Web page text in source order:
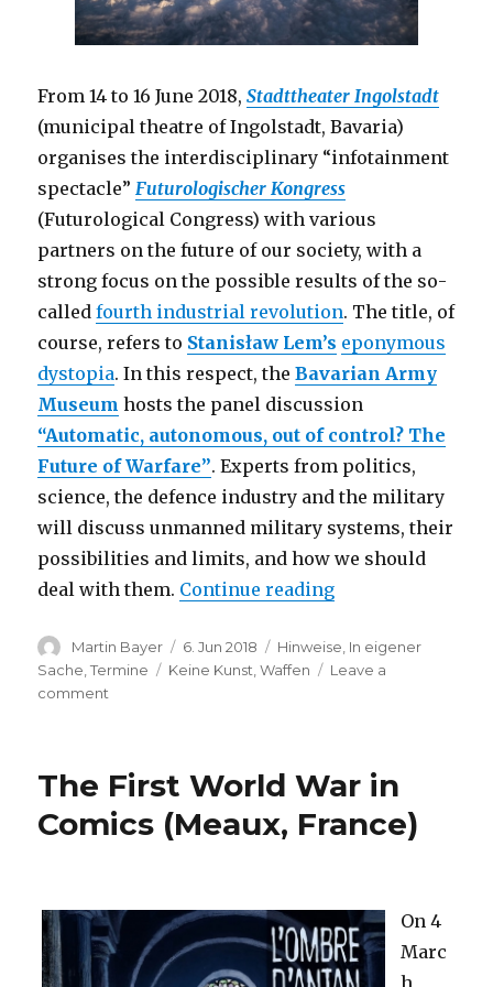
From 14 to 16 June 2018,Stadttheater Ingolstadt
(municipal theatre of Ingolstadt, Bavaria)
organises the interdisciplinary “infotainment
spectacle”Futurologischer Kongress
(Futurological Congress) with various
partners on the future of our society, with a
strong focus on the possible results of the so-
calledfourth industrial revolution. The title, of
course, refers to Stanisław Lem’s eponymous
dystopia. In this respect, theBavarian Army
Museum hosts the panel discussion
“Automatic, autonomous, out of control? The
Future of Warfare”. Experts from politics,
science, the defence industry and the military
will discuss unmanned military systems, their
possibilities and limits, and how we should
deal with them. Continue reading“Automatic,
Author
Martin Bayer
Posted
on
6. Jun 2018 Categories
Hinweise In eigener
Sache ,Termine Tags
Keine Kunst ,Waffen
Leave a
comment
of
control?
The
(Ingolstadt,
Germany)
The First World War in
Comics (Meaux, France)
On 4
Marc